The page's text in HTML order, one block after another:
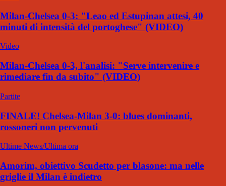
Milan-Chelsea 0-3: "Leao ed Estupinan attesi, 40
minuti di intensità del portoghese" (VIDEO)
Video
Milan-Chelsea 0-3, l'analisi: "Serve intervenire e
rimediare fin da subito" (VIDEO)
Partite
FINALE! Chelsea-Milan 3-0: blues dominanti,
rossoneri non pervenuti
Ultime News/Ultima ora
Amorim, obiettivo Scudetto per blasone: ma nelle
griglie il Milan è indietro